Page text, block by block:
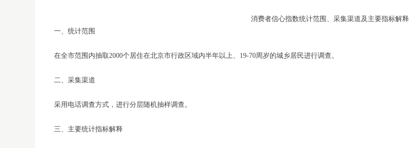
消费者信心指数统计范围、采集渠道及主要指标解释
一、统计范围
在全市范围内抽取2000个居住在北京市行政区域内半年以上、19-70周岁的城乡居民进行调查。
二、采集渠道
采用电话调查方式，进行分层随机抽样调查。
三、主要统计指标解释